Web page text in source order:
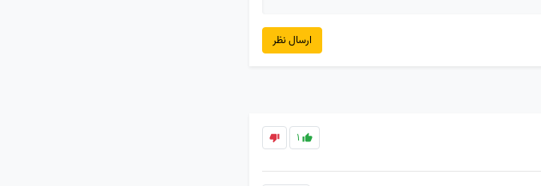
ارسال نظر
1